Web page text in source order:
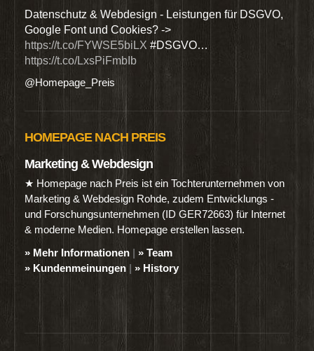
Datenschutz & Webdesign - Leistungen für DSGVO,
Google Font und Cookies? ->
https://t.co/FYWSE5biLX #DSGVO…
https://t.co/LxsPiFmbIb
@Homepage_Preis
HOMEPAGE NACH PREIS
Marketing & Webdesign
★ Homepage nach Preis ist ein Tochterunternehmen von
Marketing & Webdesign Rohde, zudem Entwicklungs -
und Forschungsunternehmen (ID GER72663) für Internet
& moderne Medien. Homepage erstellen lassen.
» Mehr Informationen | » Team
» Kundenmeinungen | » History